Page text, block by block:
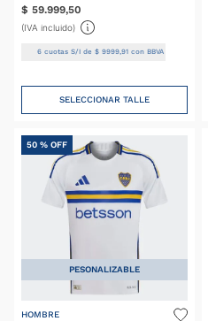
$ 59.999,50
(IVA incluido)
6 cuotas S/I de$ 9999 ,91 con BBVA
SELECCIONAR TALLE
PESONALIZABLE
50 % OFF
HOMBRE